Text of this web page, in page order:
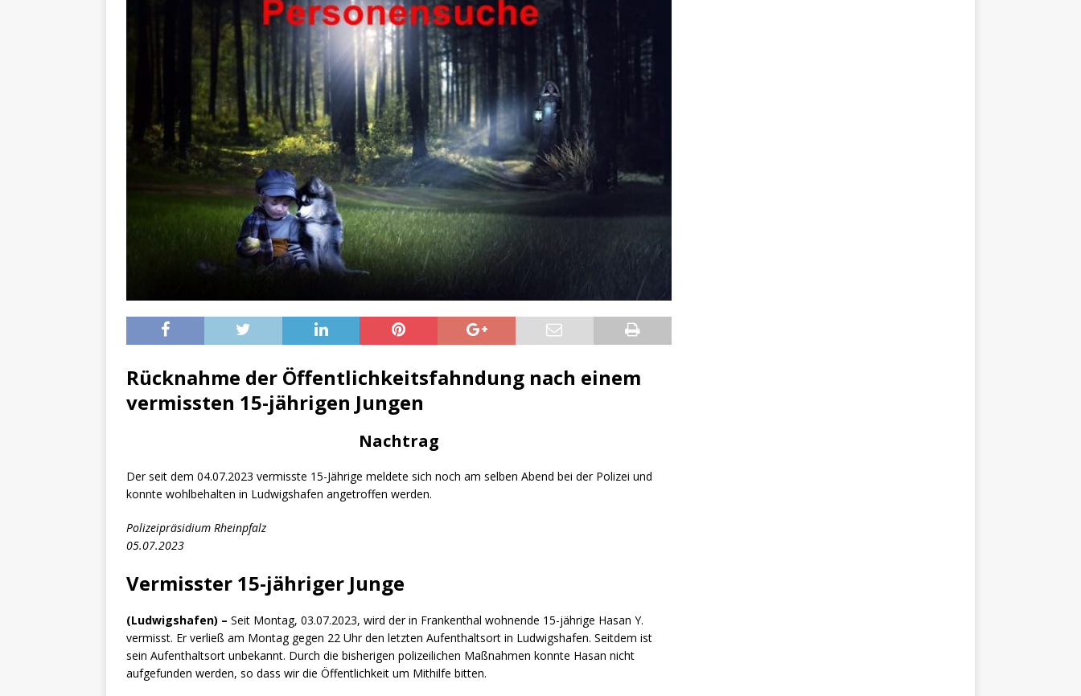
[ 16. Dezember 2023 ] Personensuche / Öffentlichkeitsfahndung
BLAULICHTMELDUNGEN
[ 11. November 2023 ]
Personensuche / Vermisste Person
BLAULICHTMELDUNGEN
[ 31. Oktober 2023 ]
Eilmeldung Polizei
BLAULICHTMELDUNGEN
[ 19. Oktober 2023 ]
Öffentlichkeitsfahndung
BLAULICHTMELDUNGEN
[ 15. April 2023 ] Natur/Umwelt – Militärischer Übungsplatz Dudenhofen / Speyer
& NATUR
[ 7. Mai 2025 ]
Radio Regenbogen spendet 10.000.- € an „Kinder unterm Regenbogen“
BADEN-WÜRTTEMBERG
[ 6. Mai 2025 ] Radarfallen / Blitzer / Geschwindigkeitsmessung für die KW 19 (05.05. –
11.05.2025)
GESCHWINDIGKEITSKONTROLLE
Deutsche Equipe gewinnt vor der Schweiz den Longines EEF Nations Cup im
[ 4. Mai 2025 ]
Technik Museum Speyer / Brazzeltag
SPEYER
[ 29. März 2024 ] Polizei / Konsumcannabisgesetz (KCanG) BLAULICHTMELDUNGEN
Rücknahme der Öffentlichkeitsfahndung nach einem
vermissten 15-jährigen Jungen
Nachtrag
Der seit dem 04.07.2023 vermisste 15-Jährige meldete sich noch am selben Abend bei der Polizei und
konnte wohlbehalten in Ludwigshafen angetroffen werden.
Polizeipräsidium Rheinpfalz
05.07.2023
Vermisster 15-jähriger Junge
(Ludwigshafen) – Seit Montag, 03.07.2023, wird der in Frankenthal wohnende 15-jährige Hasan Y.
vermisst. Er verließ am Montag gegen 22 Uhr den letzten Aufenthaltsort in Ludwigshafen. Seitdem ist
sein Aufenthaltsort unbekannt. Durch die bisherigen polizeilichen Maßnahmen konnte Hasan nicht
aufgefunden werden, so dass wir die Öffentlichkeit um Mithilfe bitten.